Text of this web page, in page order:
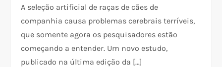
A seleção artificial de raças de cães de
companhia causa problemas cerebrais terríveis,
que somente agora os pesquisadores estão
começando a entender. Um novo estudo,
publicado na última edição da […]